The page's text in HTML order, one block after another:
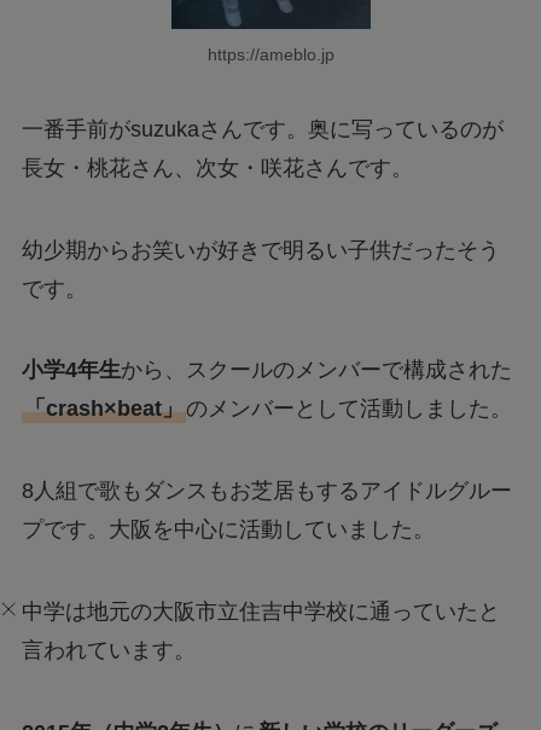
https://ameblo.jp
一番手前がsuzukaさんです。奥に写っているのが
長女・桃花さん、次女・咲花さんです。
幼少期からお笑いが好きで明るい子供だったそう
です。
小学4年生から、スクールのメンバーで構成された
「crash×beat」のメンバーとして活動しました。
8人組で歌もダンスもお芝居もするアイドルグルー
プです。大阪を中心に活動していました。
中学は地元の大阪市立住吉中学校に通っていたと
言われています。